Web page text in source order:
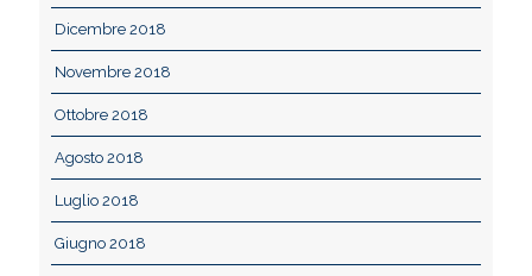
Dicembre 2018
Novembre 2018
Ottobre 2018
Agosto 2018
Luglio 2018
Giugno 2018